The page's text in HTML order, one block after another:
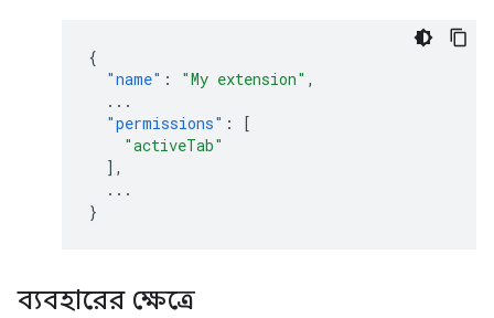
{
"name" : "My extension" ,
...
"permissions" :
[
"activeTab"
],
...
}
ব্যবহারের ক্ষেত্রে